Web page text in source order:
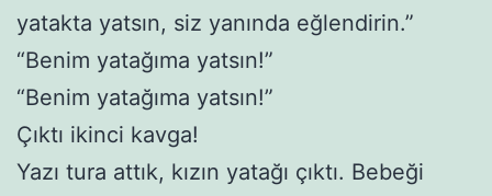
yatakta yatsın, siz yanında eğlendirin.”
“Benim yatağıma yatsın!”
“Benim yatağıma yatsın!”
Çıktı ikinci kavga!
Yazı tura attık, kızın yatağı çıktı. Bebeği